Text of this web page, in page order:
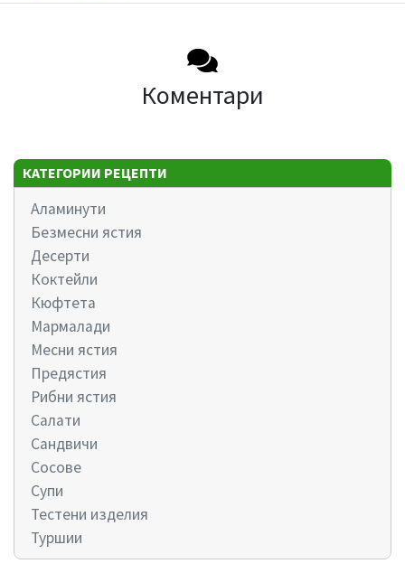
Коментари
КАТЕГОРИИ РЕЦЕПТИ
Аламинути
Безмесни ястия
Десерти
Коктейли
Кюфтета
Мармалади
Месни ястия
Предястия
Рибни ястия
Салати
Сандвичи
Сосове
Супи
Тестени изделия
Туршии